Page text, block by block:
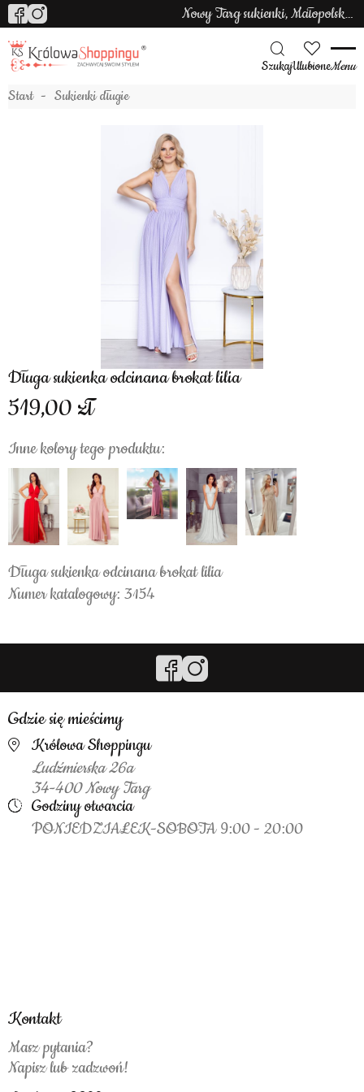
Nowy Targ sukienki, Małopolska sukienki
SzukajUlubioneMenu
Start Sukienki długie
Długa sukienka odcinana brokat lilia
519,00
Inne kolory tego produktu:
Długa sukienka odcinana brokat lilia
Numer katalogowy: 3154
Gdzie się mieścimy
Królowa Shoppingu
Ludźmierska 26a
34-400 Nowy Targ
Godziny otwarcia
PONIEDZIAŁEK-SOBOTA 9:00 - 20:00
Kontakt
Masz pytania?
Napisz lub zadzwoń!